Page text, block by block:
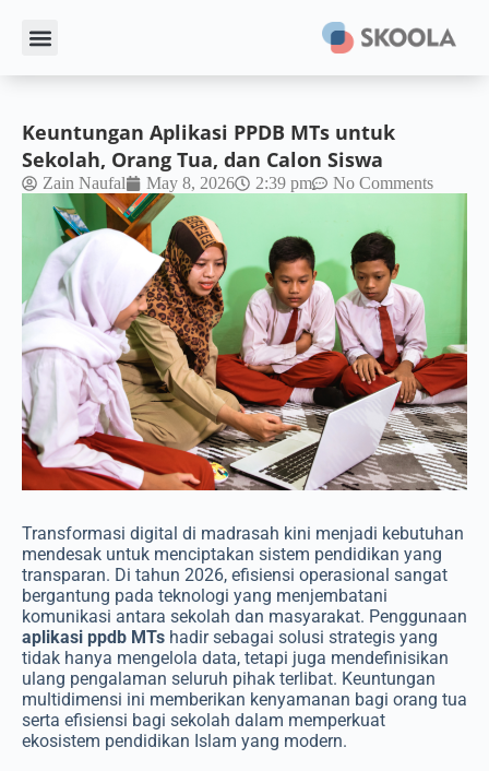
Keuntungan Aplikasi PPDB MTs untuk
Sekolah, Orang Tua, dan Calon Siswa
Zain Naufal May 8, 2026 2:39 pm No Comments
Transformasi digital di madrasah kini menjadi kebutuhan
mendesak untuk menciptakan sistem pendidikan yang
transparan. Di tahun 2026, efisiensi operasional sangat
bergantung pada teknologi yang menjembatani
komunikasi antara sekolah dan masyarakat. Penggunaan
aplikasi ppdb MTs hadir sebagai solusi strategis yang
tidak hanya mengelola data, tetapi juga mendefinisikan
ulang pengalaman seluruh pihak terlibat. Keuntungan
multidimensi ini memberikan kenyamanan bagi orang tua
serta efisiensi bagi sekolah dalam memperkuat
ekosistem pendidikan Islam yang modern.